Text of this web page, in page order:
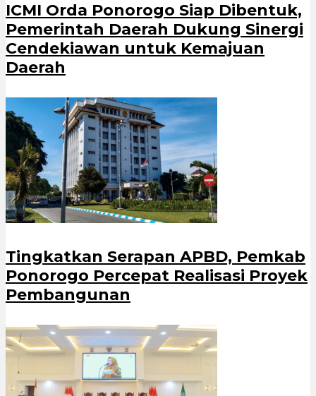
ICMI Orda Ponorogo Siap Dibentuk,
Pemerintah Daerah Dukung Sinergi
Cendekiawan untuk Kemajuan
Daerah
Tingkatkan Serapan APBD, Pemkab
Ponorogo Percepat Realisasi Proyek
Pembangunan